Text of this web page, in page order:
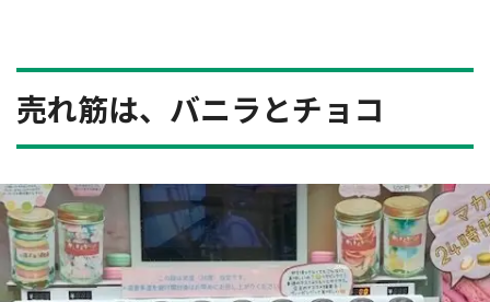
売れ筋は、バニラとチョコ